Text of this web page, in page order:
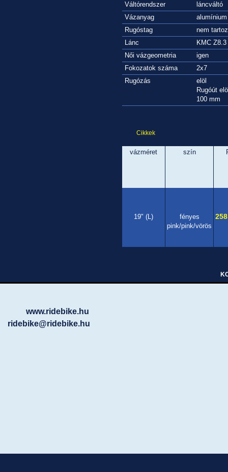
Váltórendszer
láncváltó
Vázanyag
Rugóstag
nem
Lánc
KMC Z8.3
Női vázgeometria
igen
Fokozatok száma
2x7
Rugózás
elöl
Rugóút
100 mm
Cikkek
vázméret szín
19" (L)
fényes
pink/pink/vörös
www.ridebike.hu
ridebike@ridebike.hu